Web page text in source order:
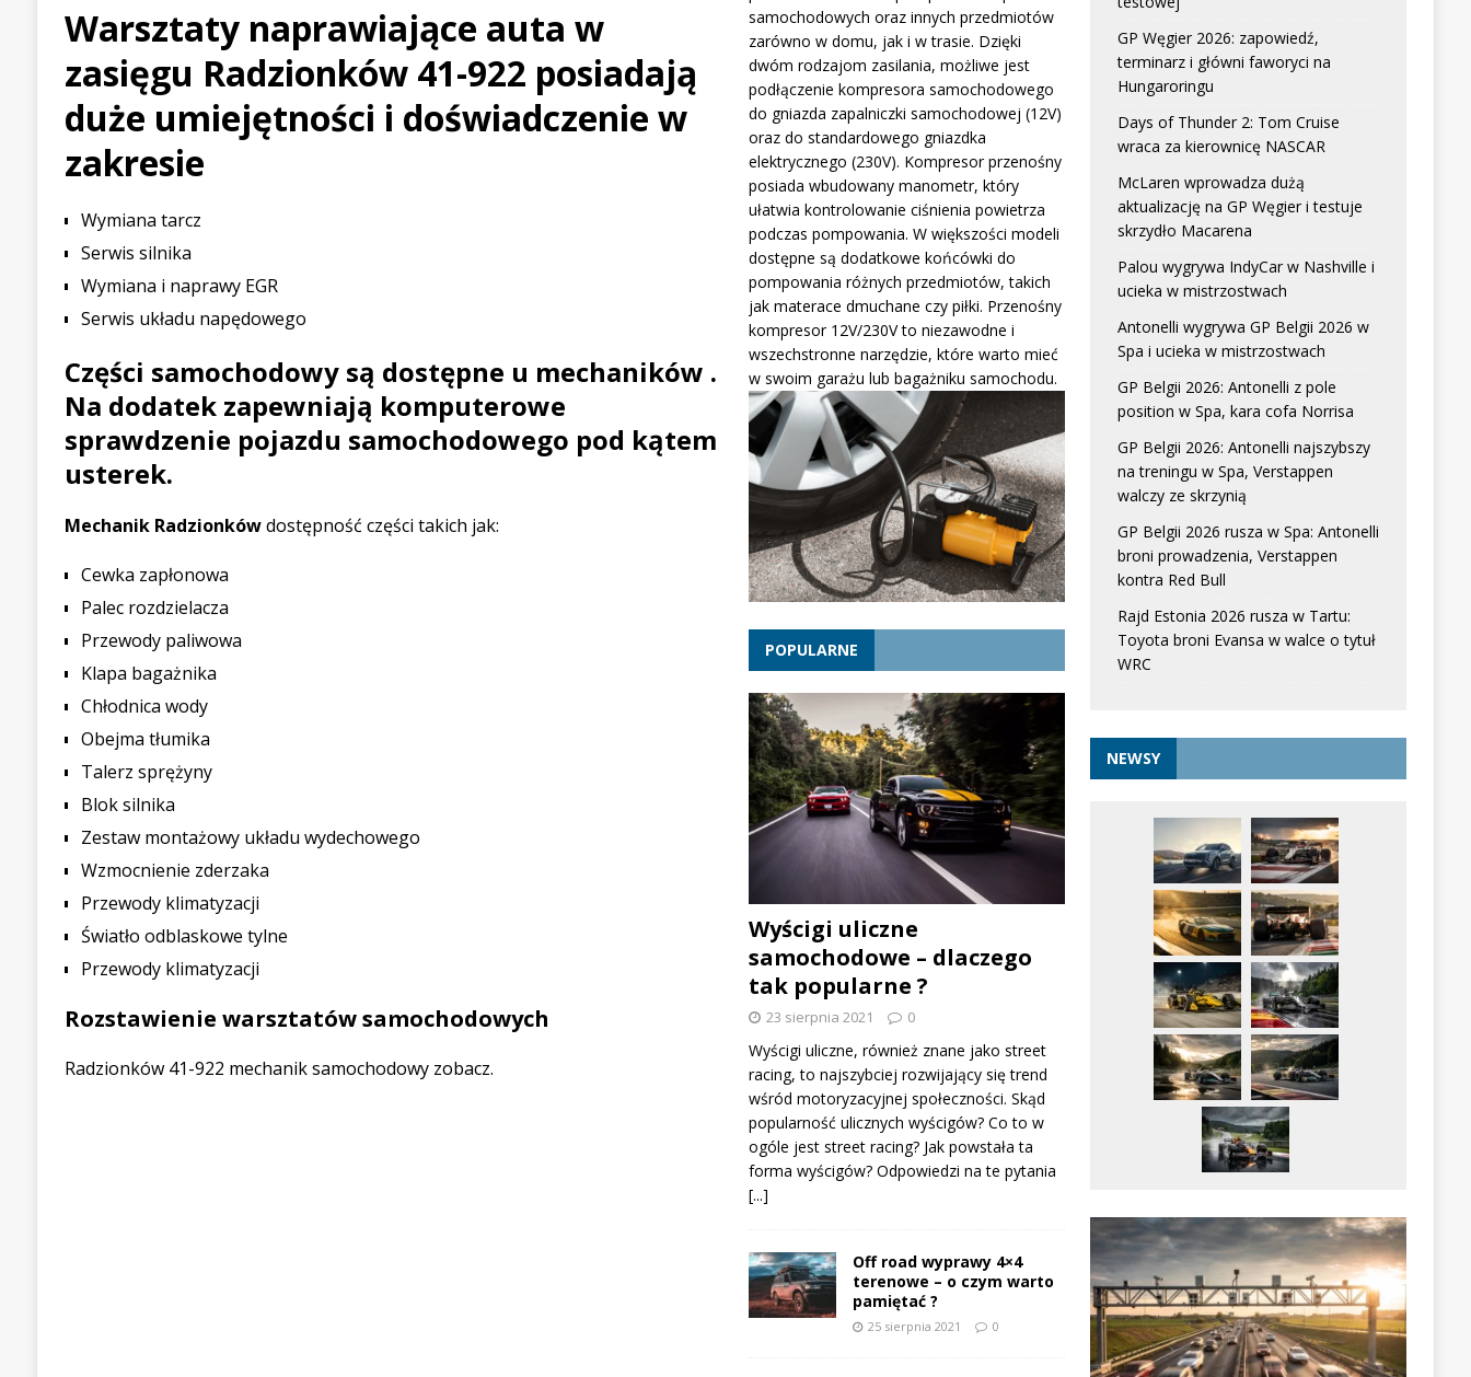
[ 21 lipca 2026 ] Palou wygrywa IndyCar w Nashville i ucieka w mistrzostwach
WIADOMOŚCI
WYŚCIGOWE
Kia Sportage – osiągi, wersje silnikowe i pierwsze wrażenia z jazdy testowej
PIERWSZE JAZDY
Warsztaty naprawiające auta w
zasięgu Radzionków 41-922 posiadają
duże umiejętności i doświadczenie w
zakresie
Wymiana tarcz
Serwis silnika
Wymiana i naprawy EGR
Serwis układu napędowego
Części samochodowy są dostępne u mechaników .
Na dodatek zapewniają komputerowe
sprawdzenie pojazdu samochodowego pod kątem
usterek.
Mechanik Radzionkówdostępność części takich jak:
Cewka zapłonowa
Palec rozdzielacza
Przewody paliwowa
Klapa bagażnika
Chłodnica wody
Obejma tłumika
Talerz sprężyny
Blok silnika
Zestaw montażowy układu wydechowego
Wzmocnienie zderzaka
Przewody klimatyzacji
Światło odblaskowe tylne
Przewody klimatyzacji
Rozstawienie warsztatów samochodowych
Radzionków 41-922 mechanik samochodowy zobacz.
samochodowych oraz innych przedmiotów
zarówno w domu, jak i w trasie. Dzięki
dwóm rodzajom zasilania, możliwe jest
podłączenie kompresora samochodowego
do gniazda zapalniczki samochodowej (12V)
oraz do standardowego gniazdka
elektrycznego (230V). Kompresor przenośny
posiada wbudowany manometr, który
ułatwia kontrolowanie ciśnienia powietrza
podczas pompowania. W większości modeli
dostępne są dodatkowe końcówki do
pompowania różnych przedmiotów, takich
jak materace dmuchane czy piłki. Przenośny
kompresor 12V/230V to niezawodne i
wszechstronne narzędzie, które warto mieć
w swoim garażu lub bagażniku samochodu.
POPULARNE
Wyścigi uliczne
samochodowe – dlaczego
tak popularne ?
23 sierpnia 2021 0
Wyścigi uliczne, również znane jako street
racing, to najszybciej rozwijający się trend
wśród motoryzacyjnej społeczności. Skąd
popularność ulicznych wyścigów? Co to w
ogóle jest street racing? Jak powstała ta
forma wyścigów? Odpowiedzi na te pytania
[...]
Off road wyprawy 4×4
terenowe – o czym warto
pamiętać ?
25 sierpnia 2021 0
GP Węgier 2026: zapowiedź,
terminarz i główni faworyci na
Hungaroringu
Days of Thunder 2: Tom Cruise
wraca za kierownicę NASCAR
McLaren wprowadza dużą
aktualizację na GP Węgier i testuje
skrzydło Macarena
Palou wygrywa IndyCar w Nashville i
ucieka w mistrzostwach
Antonelli wygrywa GP Belgii 2026 w
Spa i ucieka w mistrzostwach
GP Belgii 2026: Antonelli z pole
position w Spa, kara cofa Norrisa
GP Belgii 2026: Antonelli najszybszy
na treningu w Spa, Verstappen
walczy ze skrzynią
GP Belgii 2026 rusza w Spa: Antonelli
broni prowadzenia, Verstappen
kontra Red Bull
Rajd Estonia 2026 rusza w Tartu:
Toyota broni Evansa w walce o tytuł
WRC
NEWSY